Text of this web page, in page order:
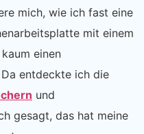
mich, wie ich fast eine
mit einem
einen
entdeckte ich die
und
gesagt, das hat meine